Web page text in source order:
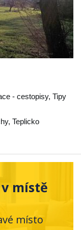
- cestopisy, Tipy
, Teplicko
místě
místo